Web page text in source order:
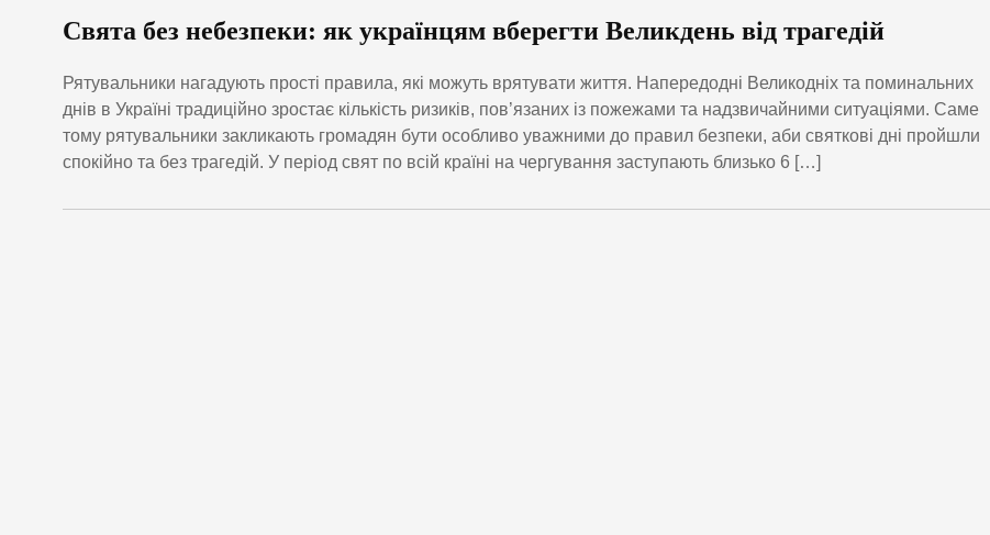
Свята без небезпеки: як українцям вберегти Великдень від трагедій
Рятувальники нагадують прості правила, які можуть врятувати життя. Напередодні Великодніх та поминальних
днів в Україні традиційно зростає кількість ризиків, пов’язаних із пожежами та надзвичайними ситуаціями. Саме
тому рятувальники закликають громадян бути особливо уважними до правил безпеки, аби святкові дні пройшли
спокійно та без трагедій. У період свят по всій країні на чергування заступають близько 6 […]